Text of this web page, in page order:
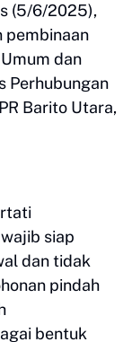
(5/6/2025),
pembinaan
dan
Perhubungan
Barito Utara,
siap
dan tidak
pindah
bentuk